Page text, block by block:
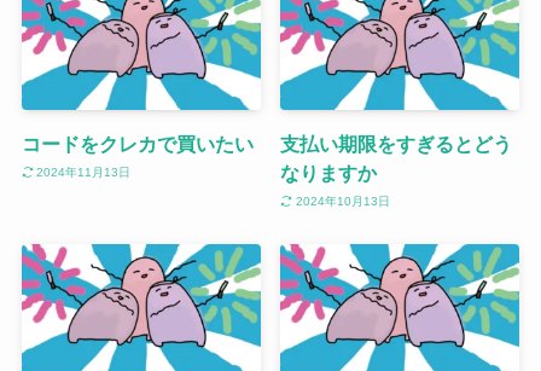
コードをクレカで買いたい
2024年11月13日
支払い期限をすぎるとどう
なりますか
2024年10月13日